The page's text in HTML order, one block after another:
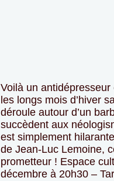
Voilà un
les longs mois d’hiver
déroule autour d’un
succèdent aux
est simplement
de Jean-Luc Lemoine,
prometteur ! Espace
décembre à 20h30 –